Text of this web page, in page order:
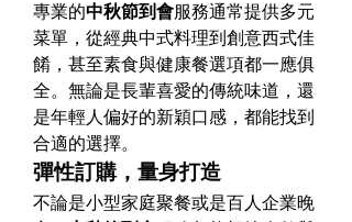
專業的中秋節到會服務通常提供多元
菜單，從經典中式料理到創意西式佳
餚，甚至素食與健康餐選項都一應俱
全。無論是長輩喜愛的傳統味道，還
是年輕人偏好的新穎口感，都能找到
合適的選擇。
彈性訂購，量身打造
不論是小型家庭聚餐或是百人企業晚